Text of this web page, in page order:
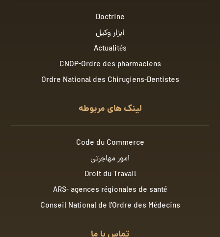
Doctrine
ابزار وکیل
Actualités
CNOP-Ordre des pharmaciens
Ordre National des Chirugiens-Dentistes
لینک های مربوطه
Code du Commerce
امور مهاجرتی
Droit du Travail
ARS- agences régionales de santé
Conseil National de l'Ordre des Médecins